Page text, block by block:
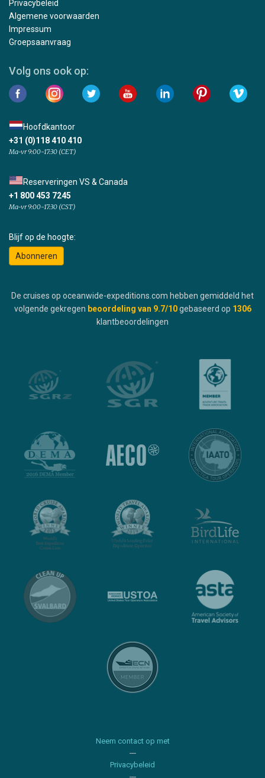
Privacybeleid
Algemene voorwaarden
Impressum
Groepsaanvraag
Volg ons ook op:
Hoofdkantoor
+31 (0)118 410 410
Ma-vr 9:00-17:30 (CET)
Reserveringen VS & Canada
+1 800 453 7245
Ma-vr 9:00-17:30 (CST)
Blijf op de hoogte:
Abonneren
De cruises op oceanwide-expeditions.com hebben gemiddeld het
volgende gekregen beoordeling van 9.7/10 gebaseerd op 1306
klantbeoordelingen
Neem contact op met
Privacybeleid